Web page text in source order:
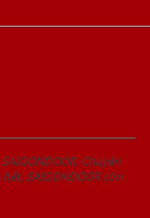
Chuyên
SAIGONDOOR còn